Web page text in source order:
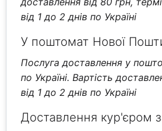
від 1 до 2 днів по Україні
У поштомат Нової
Послуга доставлення у
по Україні. Вартість
від 1 до 2 днів по Україні
Доставлення кур'єром